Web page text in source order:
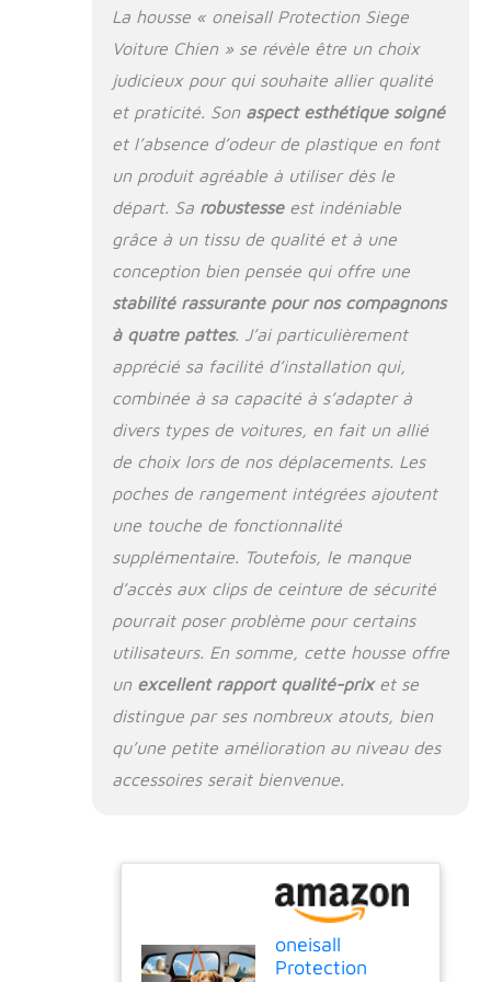
sécurité et de mon
confort Peu importe
comment je bouge :
j'ai un gros corps de
près de 36,3 kg, et
peu importe
mon corps sur la
housse de siège
pour chien, il ne se
déforme pas. Papa
a dit qu'il peut
supporter jusqu'à
parfois je joue sur le
siège arrière avec
mes frères et
housse de siège
auto pour moi
Nettoyage en une
seule lingette : il y a
une couche 100 %
imperméable sur la
pour chien. Une fois
que j'ai
accidentellement
housse de siège de
voiture, maman l'a
immédiatement
nettoyée avec un
chiffon, de sorte
plupart des modèles
de véhicules : la
taille de la housse
de siège de voiture
La housse « oneisall Protection Siege
Voiture Chien » se révèle être un choix
judicieux pour qui souhaite allier qualité
et praticité. Son aspect esthétique soigné
et l’absence d’odeur de plastique en font
un produit agréable à utiliser dès le
départ. Sa robustesseest indéniable
grâce à un tissu de qualité et à une
conception bien pensée qui offre une
stabilité rassurante pour nos compagnons
à quatre pattes. J’ai particulièrement
apprécié sa facilité d’installation qui,
combinée à sa capacité à s’adapter à
divers types de voitures, en fait un allié
de choix lors de nos déplacements. Les
poches de rangement intégrées ajoutent
une touche de fonctionnalité
supplémentaire. Toutefois, le manque
d’accès aux clips de ceinture de sécurité
pourrait poser problème pour certains
utilisateurs. En somme, cette housse offre
un excellent rapport qualité-prixet se
distingue par ses nombreux atouts, bien
qu’une petite amélioration au niveau des
accessoires serait bienvenue.
oneisall
Protection